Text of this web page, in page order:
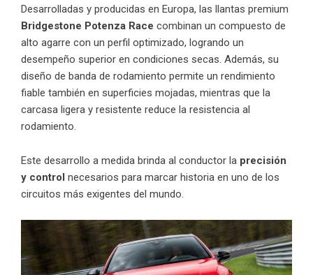
Desarrolladas y producidas en Europa, las llantas premium
Bridgestone Potenza Race combinan un compuesto de
alto agarre con un perfil optimizado, logrando un
desempeño superior en condiciones secas. Además, su
diseño de banda de rodamiento permite un rendimiento
fiable también en superficies mojadas, mientras que la
carcasa ligera y resistente reduce la resistencia al
rodamiento.
Este desarrollo a medida brinda al conductor la precisión
y control necesarios para marcar historia en uno de los
circuitos más exigentes del mundo.